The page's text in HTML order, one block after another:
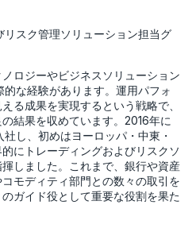
スク管理ソリューション担当グ
ロジーやビジネスソリューション
な経験があります。運用パフォ
る成果を実現するという戦略で、
結果を収めています。2016年に
し、初めはヨーロッパ・中東・
にトレーディングおよびリスクソ
しました。これまで、銀行や資産
モディティ部門との数々の取引を
ガイド役として重要な役割を果た